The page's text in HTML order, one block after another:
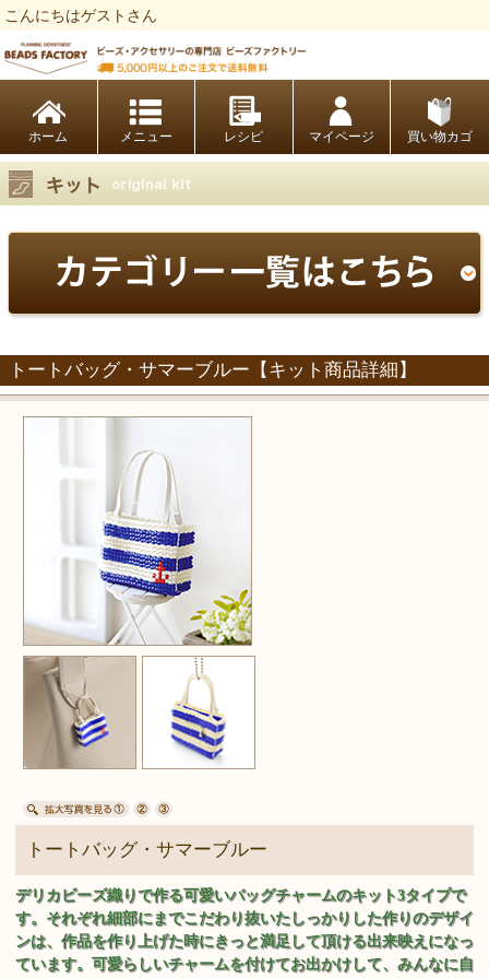
こんにちはゲストさん
ホーム レシピ マイページ 買い物カゴ
トートバッグ・サマーブルー【キット商品詳細】
トートバッグ・サマーブルー
デリカビーズ織りで作る可愛いバッグチャームのキット3タイプで
す。それぞれ細部にまでこだわり抜いたしっかりした作りのデザイ
ンは、作品を作り上げた時にきっと満足して頂ける出来映えになっ
ています。可愛らしいチャームを付けてお出かけして、みんなに自